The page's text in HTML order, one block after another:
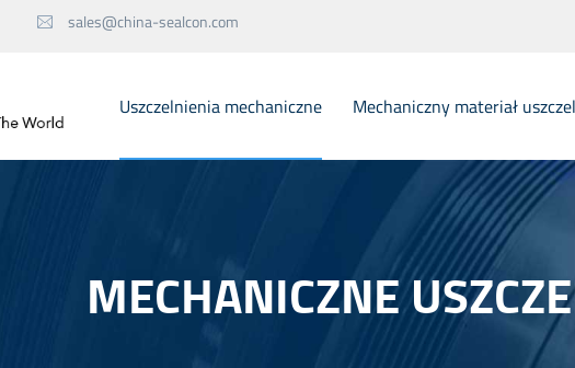
 sales@china-sealcon.com
Uszczelnienia mechaniczne
Pieczęć części zamienne
Elastomer Gumowy Dzwonek Mechaniczny
PTFE Teflon Below Mechanical Seals
O pierścieniowe uszczelnienia mechaniczne
Mechaniczny materiał
MECHANICZNE